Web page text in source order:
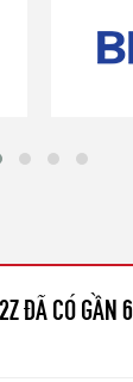
ĐÃ CÓ GẦN